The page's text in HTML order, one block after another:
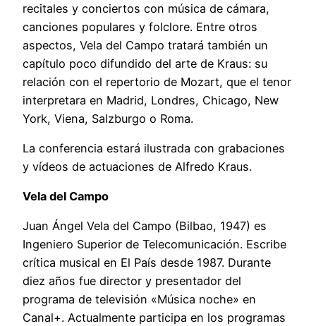
recitales y conciertos con música de cámara,
canciones populares y folclore. Entre otros
aspectos, Vela del Campo tratará también un
capítulo poco difundido del arte de Kraus: su
relación con el repertorio de Mozart, que el tenor
interpretara en Madrid, Londres, Chicago, New
York, Viena, Salzburgo o Roma.
La conferencia estará ilustrada con grabaciones
y vídeos de actuaciones de Alfredo Kraus.
Vela del Campo
Juan Ángel Vela del Campo (Bilbao, 1947) es
Ingeniero Superior de Telecomunicación. Escribe
crítica musical en El País desde 1987. Durante
diez años fue director y presentador del
programa de televisión «Música noche» en
Canal+. Actualmente participa en los programas